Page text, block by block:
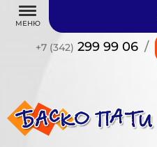
МЕНЮ
+7 (342) 299 99 06 /